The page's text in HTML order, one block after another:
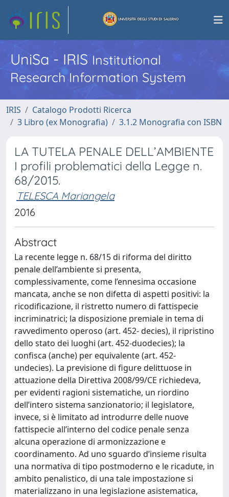
UniSa - IRISInstitutional
Research Information System
IRIS
Catalogo Prodotti Ricerca
3 Libro (ex Monografia)
3.1.2 Monografia con ISBN
LA TUTELA PENALE DELL’AMBIENTE
I profili problematici della Legge n.
68/2015.
TELESCA Mariangela
2016
Abstract
La recente legge n. 68/15 di riforma del diritto
penale dell’ambiente si presenta,
complessivamente, come l’ennesima occasione
mancata, anche se non difetta di aspetti positivi: la
ricodificazione, il ristretto numero di fattispecie
incriminatrici; la disposizione premiale in tema di
ravvedimento operoso (art. 452- decies), il ripristino
dello stato dei luoghi (art. 452-duodecies); la
confisca (anche) per equivalente (art. 452-
undecies). La previsione di figure delittuose in
attuazione della Direttiva 2008/99/CE richiedeva,
per evidenti ragioni sistematiche, un riordino
dell’intero sistema sanzionatorio; il legislatore,
invece, si è limitato ad introdurre delle nuove
fattispecie all’interno del codice penale senza
alcuna operazione di armonizzazione e
coordinamento. Ad uno sguardo d’insieme risulta
una normativa di tipo postmoderno e le ricadute, in
ambito penalistico, di una tale impostazione si
materializzano in una legislazione asistematica,